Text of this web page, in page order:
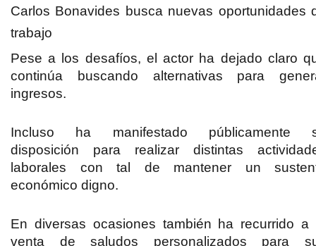
Carlos Bonavides busca nuevas oportunidades
trabajo
Pese a los desafíos, el actor ha dejado claro
continúa buscando alternativas para
ingresos.
Incluso ha manifestado públicamente
disposición para realizar distintas
laborales con tal de mantener un
económico digno.
En diversas ocasiones también ha recurrido a
venta de saludos personalizados para